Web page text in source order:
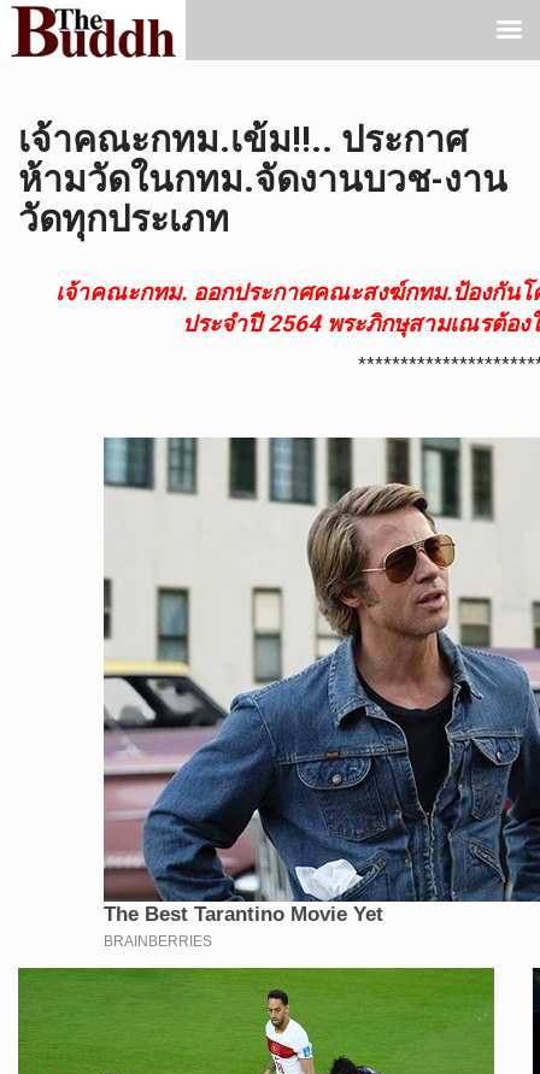
เจ้าคณะกทม.เข้ม!!.. ประกาศ
ห้ามวัดในกทม.จัดงานบวช-งาน
วัดทุกประเภท
เจ้าคณะกทม. ออกประกาศคณะสงฆ์กทม.ป้องกัน
ประจำปี 2564 พระภิกษุสามเณรต้